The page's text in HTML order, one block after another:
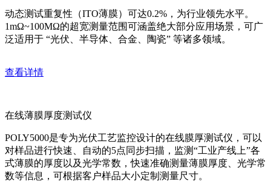
动态测试重复性（ITO薄膜）可达0.2%，为行业领先水平。
1mΩ~100MΩ的超宽测量范围可涵盖绝大部分应用场景，可广
泛适用于 “光伏、半导体、合金、陶瓷” 等诸多领域。
查看详情
在线薄膜厚度测试仪
POLY5000是专为光伏工艺监控设计的在线膜厚测试仪，可以
对样品进行快速、自动的5点同步扫描，监测“工业产线上”各
式薄膜的厚度以及光学常数，快速准确测量薄膜厚度、光学常
数等信息，可根据客户样品大小定制测量尺寸。